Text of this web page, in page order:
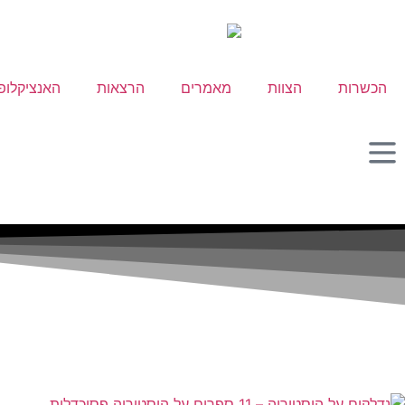
הכשרות הצוות מאמרים הרצאות